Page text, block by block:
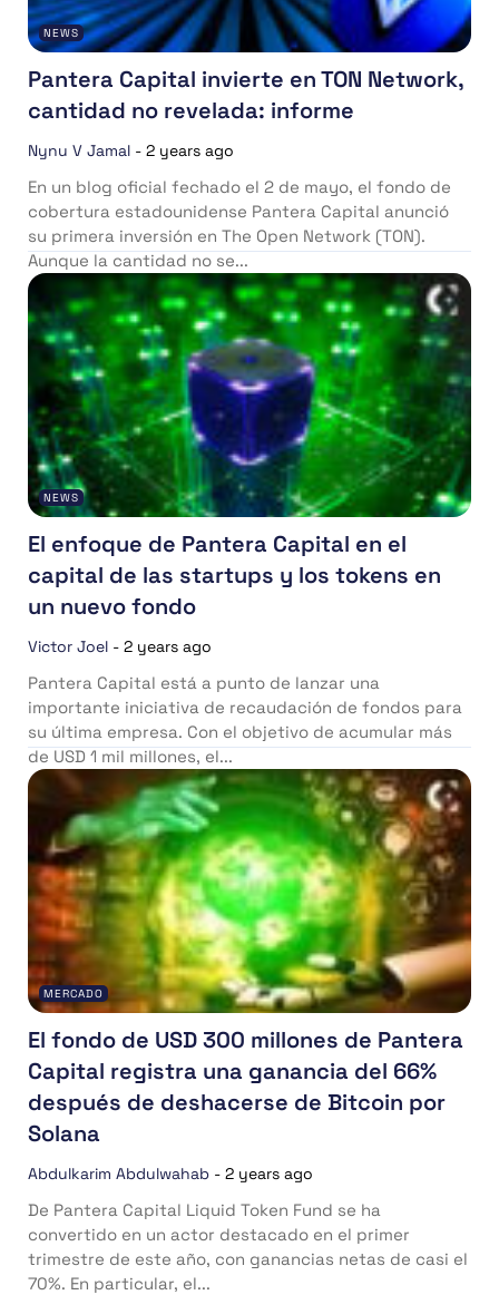
NEWS
Pantera Capital invierte en TON Network,
cantidad no revelada: informe
Nynu V Jamal - 2 years ago
En un blog oficial fechado el 2 de mayo, el fondo de
cobertura estadounidense Pantera Capital anunció
su primera inversión en The Open Network (TON).
Aunque la cantidad no se...
NEWS
El enfoque de Pantera Capital en el
capital de las startups y los tokens en
un nuevo fondo
Victor Joel - 2 years ago
Pantera Capital está a punto de lanzar una
importante iniciativa de recaudación de fondos para
su última empresa. Con el objetivo de acumular más
de USD 1 mil millones, el...
MERCADO
El fondo de USD 300 millones de Pantera
Capital registra una ganancia del 66%
después de deshacerse de Bitcoin por
Solana
Abdulkarim Abdulwahab - 2 years ago
De Pantera Capital Liquid Token Fund se ha
convertido en un actor destacado en el primer
trimestre de este año, con ganancias netas de casi el
70%. En particular, el...